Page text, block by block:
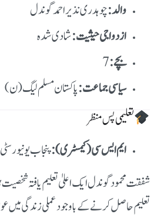
والد:چوہدری نذیر احمد گوندل
ازدواجی حیثیت:شادی شدہ
بچے:
سیاسی جماعت:پاکستان مسلم لیگ (ن)
تعلیمی پس منظر
ایم ایس سی (کیمسٹری):پنجاب یونیورسٹی
شفقت محمود گوندل ایک اعلیٰ تعلیم یافتہ
تعلیم حاصل کرنے کے باوجود عملی زندگی میں